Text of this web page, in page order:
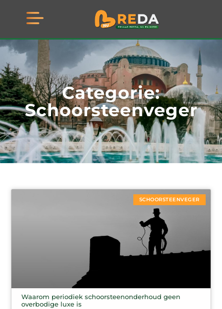
Categorie:
Schoorsteenveger
SCHOORSTEENVEGER
Waarom periodiek schoorsteenonderhoud geen
overbodige luxe is